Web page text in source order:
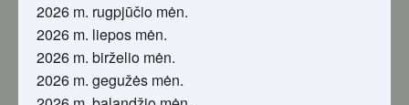
2026 m. rugpjūčio mėn.
2026 m. liepos mėn.
2026 m. birželio mėn.
2026 m. gegužės mėn.